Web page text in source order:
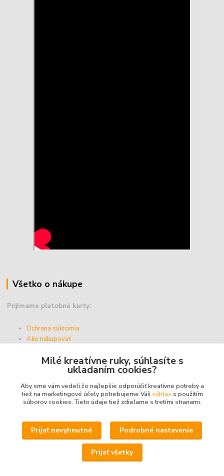
Všetko o nákupe
Prijímame platobné karty:
Ochrana súkromia
Ako nakupovať
Doprava a platba
Obchodné podmienky
Upravit sběr cookies.
© 2025 - ABZ Trio, s.r.o. - kreativneruky.sk, All Rights Reserved.
Icons made byFreepikfromwww.flaticon.com
Milé kreatívne ruky, súhlasíte s
ukladaním cookies?
Aby sme vám vedeli čo najlepšie odporúčiť kreatívne potreby a
tiež na marketingové účely potrebujeme Váš súhlas s použitím
súborov cookies. Tieto údaje tiež zdieľame s tretími stranami.
Prijať nevyhnutné Podrobné nastavenie
Prijať všetky